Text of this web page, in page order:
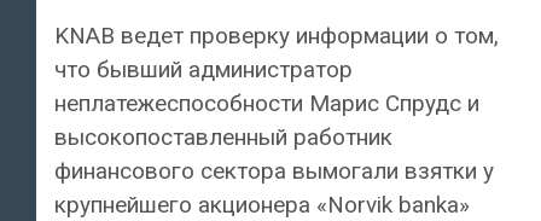
KNAB ведет проверку информации о том,
что бывший администратор
неплатежеспособности Марис Спрудс и
высокопоставленный работник
финансового сектора вымогали взятки у
крупнейшего акционера «Norvik banka»